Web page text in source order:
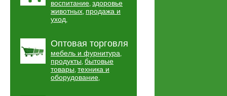
воспитание, здоровье
животных, продажа и
уход,
Оптовая торговля
мебель и фурнитура,
продукты, бытовые
товары, техника и
оборудование,